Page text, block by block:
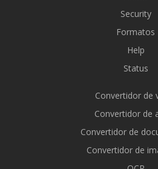
Security
Formatos
Help
Status
Convertidor de
Convertidor de
Convertidor de
Convertidor de